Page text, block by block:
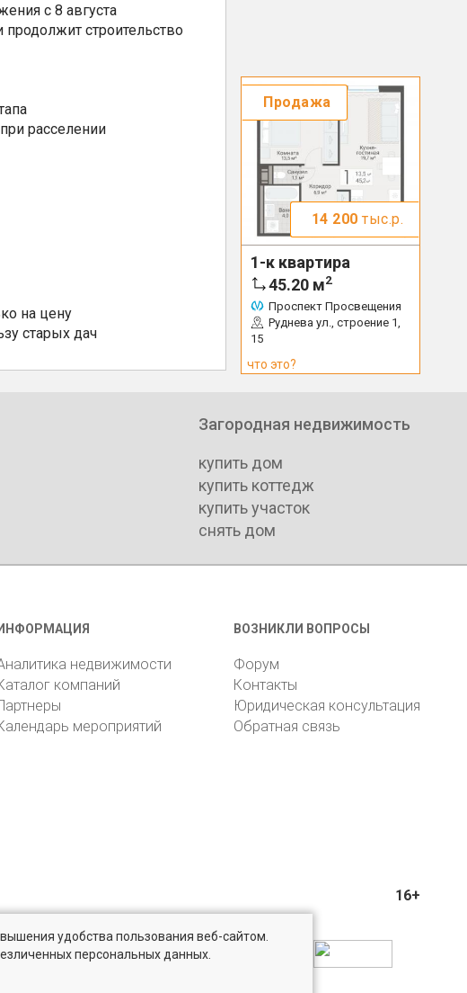
с 8 августа
строительство
расселении
на цену
старых дач
Продажа
14 200 тыс.р.
1-к квартира
45.20 м2
Проспект Просвещения
Руднева ул., строение 1,
15
что это?
Загородная недвижимость
купить дом
купить коттедж
купить участок
снять дом
ИНФОРМАЦИЯ
недвижимости
компаний
мероприятий
ВОЗНИКЛИ ВОПРОСЫ
Форум
Контакты
Юридическая консультация
Обратная связь
16+
удобства пользования веб-сайтом.
персональных данных.